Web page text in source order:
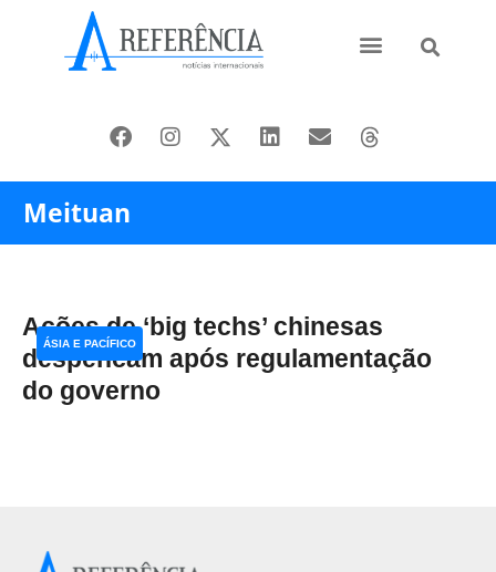
Meituan
Ações de ‘big techs’ chinesas
despencam após regulamentação
do governo
ÁSIA E PACÍFICO